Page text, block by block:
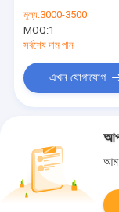
মূল্য:3000-3500
MOQ:1
সর্বশেষ দাম পান
এখন যোগাযোগ